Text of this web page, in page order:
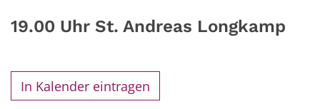
19.00 Uhr St. Andreas Longkamp
In Kalender eintragen